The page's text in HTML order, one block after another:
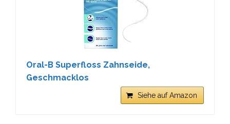
Oral-B Superfloss Zahnseide,
Geschmacklos
Siehe auf Amazon